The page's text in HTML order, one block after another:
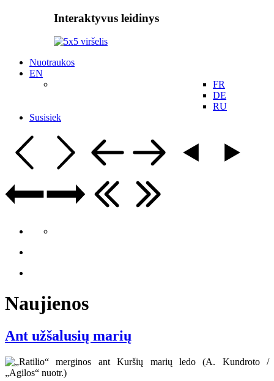
Interaktyvus leidinys
Nuotraukos
EN
FR
DE
RU
Susisiek
Naujienos
Ant užšalusių marių